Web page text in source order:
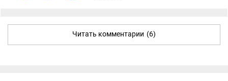
Читать комментарии (6)